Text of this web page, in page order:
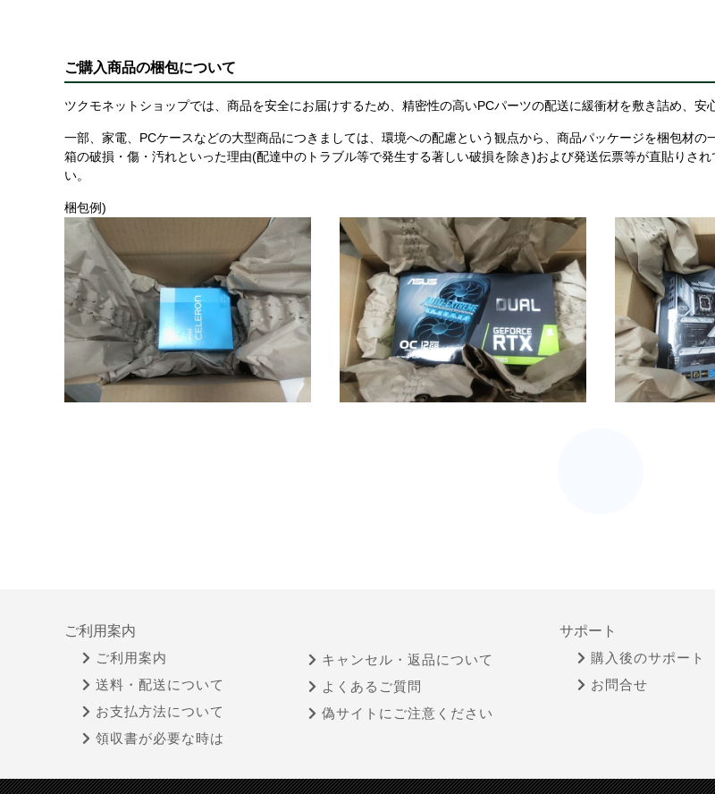
ご購入商品の梱包について
ツクモネットショップでは、商品を安全にお届けするため、精密性の高いPCパーツの配送に緩衝材を敷き詰め、安
一部、家電、PCケースなどの大型商品につきましては、環境への配慮という観点から、商品パッケージを梱包材
箱の破損・傷・汚れといった理由(配達中のトラブル等で発生する著しい破損を除き)および発送伝票等が直貼りさ
い。
梱包例)
ご利用案内
ご利用案内
送料・配送について
お支払方法について
領収書が必要な時は
キャンセル・返品について
よくあるご質問
偽サイトにご注意ください
サポート
購入後のサポート
お問合せ